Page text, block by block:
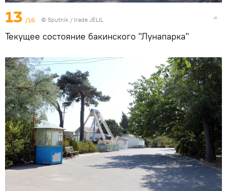
13 /16 © Sputnik / Irade JELIL
Текущее состояние бакинского "Лунапарка"